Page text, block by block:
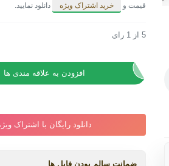
Orchestra
قیمت و
خرید اشتراک ویژه دانلود نمایید.
آهنگ مخصوص کلیپ عروسی Beautiful Wedding Orchestra
5 از 1 رای
افزودن به علاقه مندی ها
دانلود رایگان با اشتراک
ضمانت سالم بودن فایل ها